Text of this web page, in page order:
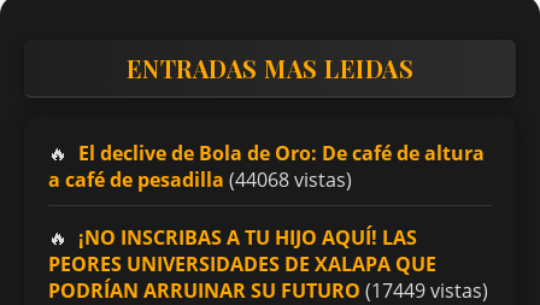
ENTRADAS MAS LEIDAS
El declive de Bola de Oro: De café de altura
a café de pesadilla (44068 vistas)
¡NO INSCRIBAS A TU HIJO AQUÍ! LAS
PEORES UNIVERSIDADES DE XALAPA QUE
PODRÍAN ARRUINAR SU FUTURO (17449 vistas)